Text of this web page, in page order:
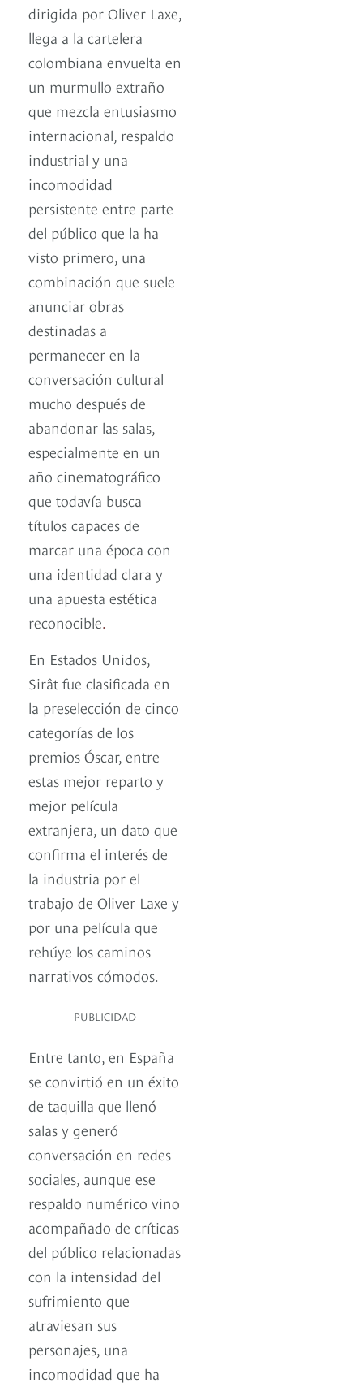
dirigida por Oliver Laxe,
llega a la cartelera
colombiana envuelta en
un murmullo extraño
que mezcla entusiasmo
internacional, respaldo
industrial y una
incomodidad
persistente entre parte
del público que la ha
visto primero, una
combinación que suele
anunciar obras
destinadas a
permanecer en la
conversación cultural
mucho después de
abandonar las salas,
especialmente en un
año cinematográfico
que todavía busca
títulos capaces de
marcar una época con
una identidad clara y
una apuesta estética
reconocible.
En Estados Unidos,
Sirât fue clasificada en
la preselección de cinco
categorías de los
premios Óscar, entre
estas mejor reparto y
mejor película
extranjera, un dato que
confirma el interés de
la industria por el
trabajo de Oliver Laxe y
por una película que
rehúye los caminos
narrativos cómodos.
PUBLICIDAD
Entre tanto, en España
se convirtió en un éxito
de taquilla que llenó
salas y generó
conversación en redes
sociales, aunque ese
respaldo numérico vino
acompañado de críticas
del público relacionadas
con la intensidad del
sufrimiento que
atraviesan sus
personajes, una
incomodidad que ha